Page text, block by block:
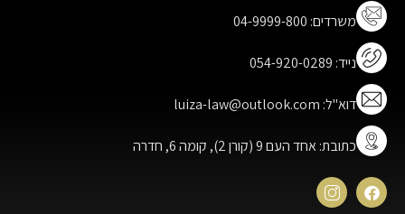
משרדים: 04-9999-800
נייד: 054-920-0289
דוא"ל: luiza-law@outlook.com
כתובת: אחד העם 9 (קורן 2), קומה 6, חדרה